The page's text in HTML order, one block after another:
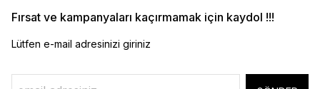
Fırsat ve kampanyaları kaçırmamak için kaydol !!!
Lütfen e-mail adresinizi giriniz